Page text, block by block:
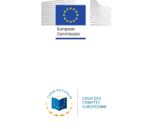
Jean-Louis Schiltz
Jean-Victor Louis
Johnny Åkerholm